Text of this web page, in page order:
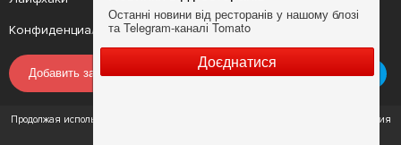
Конфиденциальность Условия
Добавить заведение
Продолжая использовать наш сайт, вы соглашаетесь с Условиями использования